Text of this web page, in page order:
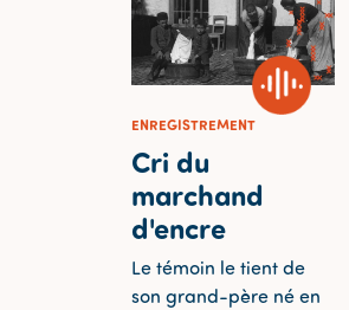
ENREGISTREMENT
Cri du
marchand
d'encre
Le témoin le tient de
son grand-père né en